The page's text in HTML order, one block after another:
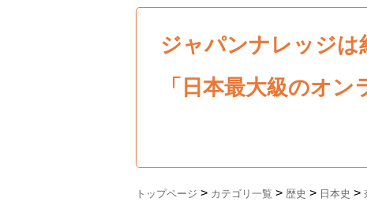
ジャパンナレッジは
「日本最大級のオ
トップページ > カテゴリ一覧 > 歴史 > 日本史 >